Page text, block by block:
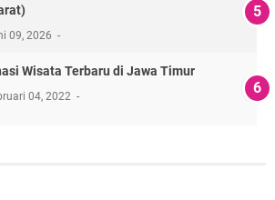
09, 2026
Wisata Terbaru di Jawa Timur
04, 2022